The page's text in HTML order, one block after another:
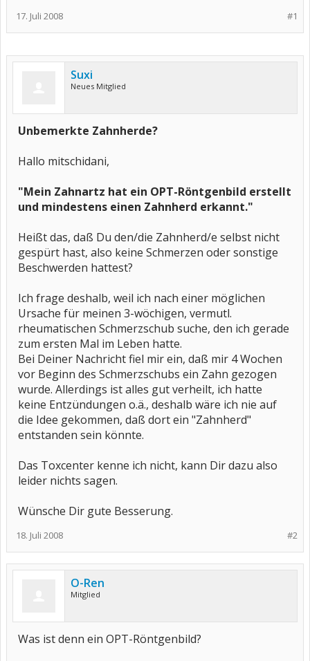
#1
17. Juli 2008
Suxi
Neues Mitglied
Unbemerkte Zahnherde?
Hallo mitschidani,
"Mein Zahnartz hat ein OPT-Röntgenbild erstellt
und mindestens einen Zahnherd erkannt."
Heißt das, daß Du den/die Zahnherd/e selbst nicht
gespürt hast, also keine Schmerzen oder sonstige
Beschwerden hattest?
Ich frage deshalb, weil ich nach einer möglichen
Ursache für meinen 3-wöchigen, vermutl.
rheumatischen Schmerzschub suche, den ich gerade
zum ersten Mal im Leben hatte.
Bei Deiner Nachricht fiel mir ein, daß mir 4 Wochen
vor Beginn des Schmerzschubs ein Zahn gezogen
wurde. Allerdings ist alles gut verheilt, ich hatte
keine Entzündungen o.ä., deshalb wäre ich nie auf
die Idee gekommen, daß dort ein "Zahnherd"
entstanden sein könnte.
Das Toxcenter kenne ich nicht, kann Dir dazu also
leider nichts sagen.
Wünsche Dir gute Besserung.
#2
18. Juli 2008
O-Ren
Mitglied
Was ist denn ein OPT-Röntgenbild?